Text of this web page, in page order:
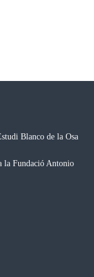
Blanco de la Osa
la Fundació Antonio